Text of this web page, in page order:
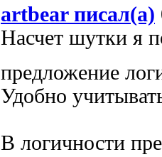
artbear писал(а)
Насчет шутки я
предложение
Удобно
В логичности